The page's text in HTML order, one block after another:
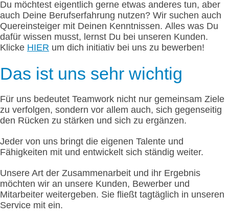
Du möchtest eigentlich gerne etwas anderes tun, aber
auch Deine Berufserfahrung nutzen? Wir suchen auch
Quereinsteiger mit Deinen Kenntnissen. Alles was Du
dafür wissen musst, lernst Du bei unseren Kunden.
Klicke HIER um dich initiativ bei uns zu bewerben!
Das ist uns sehr wichtig
Für uns bedeutet Teamwork nicht nur gemeinsam Ziele
zu verfolgen, sondern vor allem auch, sich gegenseitig
den Rücken zu stärken und sich zu ergänzen.
Jeder von uns bringt die eigenen Talente und
Fähigkeiten mit und entwickelt sich ständig weiter.
Unsere Art der Zusammenarbeit und ihr Ergebnis
möchten wir an unsere Kunden, Bewerber und
Mitarbeiter weitergeben. Sie fließt tagtäglich in unseren
Service mit ein.